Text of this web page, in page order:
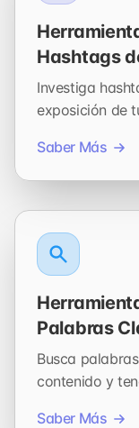
Hashtags
Investiga
exposición de
Saber Más
Palabras
Busca
contenido y
Saber Más